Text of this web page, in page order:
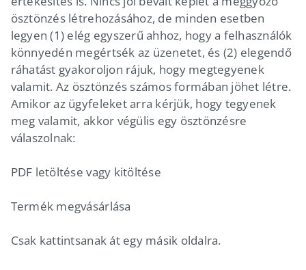
ösztönzés létrehozásához, de minden esetben
legyen (1) elég egyszerű ahhoz, hogy a felhasználók
könnyedén megértsék az üzenetet, és (2) elegendő
ráhatást gyakoroljon rájuk, hogy megtegyenek
valamit. Az ösztönzés számos formában jöhet létre.
Amikor az ügyfeleket arra kérjük, hogy tegyenek
meg valamit, akkor végülis egy ösztönzésre
válaszolnak:
PDF letöltése vagy kitöltése
Termék megvásárlása
Csak kattintsanak át egy másik oldalra.